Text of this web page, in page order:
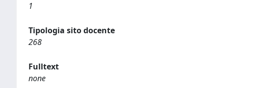
1
Tipologia sito docente
268
Fulltext
none